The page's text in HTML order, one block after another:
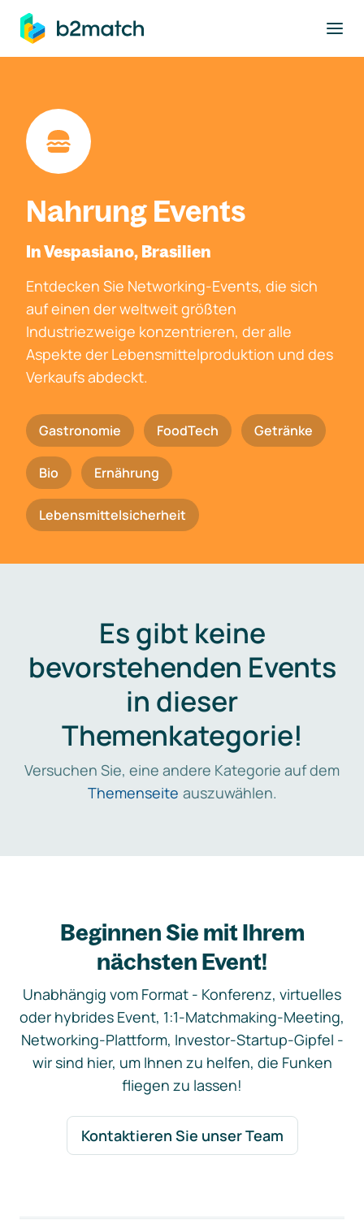
springen
Nahrung Events
In Vespasiano, Brasilien
Entdecken Sie Networking-Events, die sich
auf einen der weltweit größten
Industriezweige konzentrieren, der alle
Aspekte der Lebensmittelproduktion und des
Verkaufs abdeckt.
Gastronomie FoodTech Getränke
Bio Ernährung
Lebensmittelsicherheit
Es gibt keine
bevorstehenden Events
in dieser
Themenkategorie!
Versuchen Sie, eine andere Kategorie auf dem
Themenseite auszuwählen.
Beginnen Sie mit Ihrem
nächsten Event!
Unabhängig vom Format - Konferenz, virtuelles
oder hybrides Event, 1:1-Matchmaking-Meeting,
Networking-Plattform, Investor-Startup-Gipfel -
wir sind hier, um Ihnen zu helfen, die Funken
fliegen zu lassen!
Kontaktieren Sie unser Team